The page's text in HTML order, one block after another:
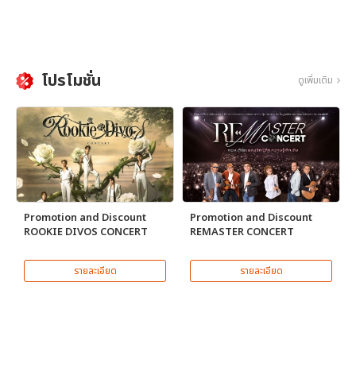
โปรโมชั่น ดูเพิ่มเติม
Promotion and Discount
ROOKIE DIVOS CONCERT
รายละเอียด
Promotion and Discount
REMASTER CONCERT
รายละเอียด